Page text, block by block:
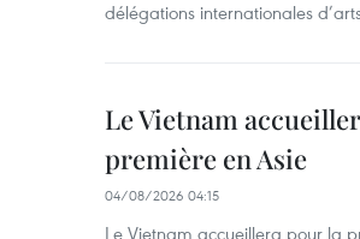
délégations internationales
Le Vietnam
première en Asie
04/08/2026 04:15
Le Vietnam accueillera pour la